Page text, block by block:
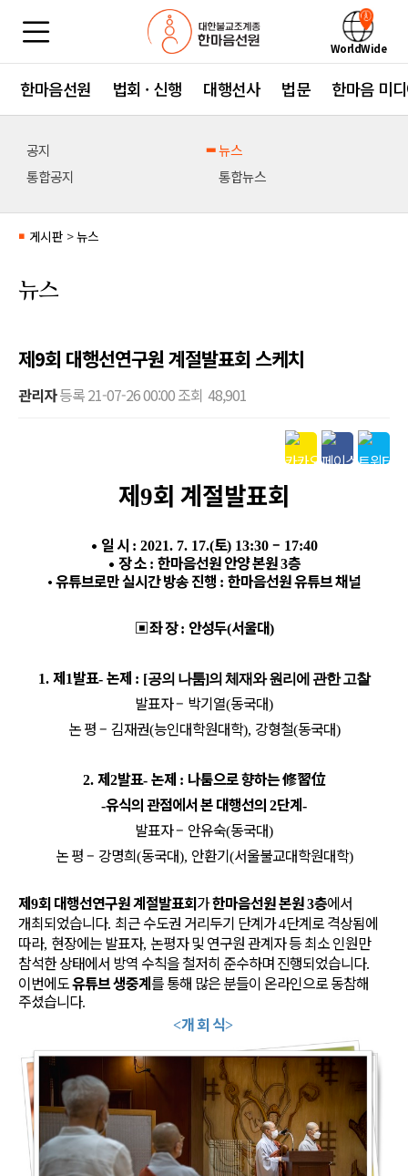
WorldWide
한마음선원 법회 · 신행 대행선사 법문 한마음 미
공지
뉴스
통합공지
통합뉴스
■ 게시판 >뉴스
뉴스
제9회 대행선연구원 계절발표회 스케치
관리자등록21-07-26 00:00조회 48,901
제9회 계절발표회
• 일 시 : 2021. 7. 17.(토) 13:30 – 17:40
• 장 소 : 한마음선원 안양 본원3층
•유튜브로만 실시간 방송 진행 : 한마음선원 유튜브 채널
▣좌 장: 안성두(서울대)
1. 제1발표- 논제 : [공의 나툼]의 체재와 원리에 관한 고찰
발표자– 박기열(동국대)
논 평– 김재권(능인대학원대학), 강형철(동국대)
2. 제2발표- 논제 : 나툼으로 향하는修習位
-유식의 관점에서 본 대행선의 2단계-
발표자– 안유숙(동국대)
논 평– 강명희(동국대), 안환기(서울불교대학원대학)
제9회 대행선연구원 계절발표회가한마음선원 본원3층에서
개최되었습니다. 최근 수도권 거리두기 단계가4단계로 격상됨에
따라, 현장에는 발표자, 논평자 및 연구원 관계자 등 최소 인원만
참석한 상태에서 방역 수칙을 철저히 준수하며 진행되었습니다.
이번에도유튜브 생중계를 통해 많은 분들이 온라인으로 동참해
주셨습니다.
<개 회 식>